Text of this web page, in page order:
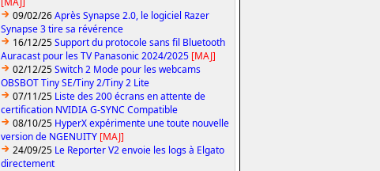
09/02/26Après Synapse 2.0, le logiciel Razer
Synapse 3 tire sa révérence
16/12/25Support du protocole sans fil Bluetooth
Auracast pour les TV Panasonic 2024/2025 [MAJ]
02/12/25Switch 2 Mode pour les webcams
OBSBOT Tiny SE/Tiny 2/Tiny 2 Lite
07/11/25 Liste des 200 écrans en attente de
certification NVIDIA G-SYNC Compatible
08/10/25 HyperX expérimente une toute nouvelle
version de NGENUITY [MAJ]
24/09/25 Le Reporter V2 envoie les logs à Elgato
directement